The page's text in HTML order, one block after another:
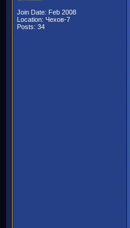
Join Date: Feb 2008
Location: Чехов-7
Posts: 34